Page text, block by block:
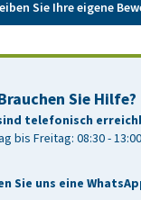
Sie Ihre eigene
Sie Hilfe?
telefonisch
bis Freitag: 08:30 -
Sie uns eine